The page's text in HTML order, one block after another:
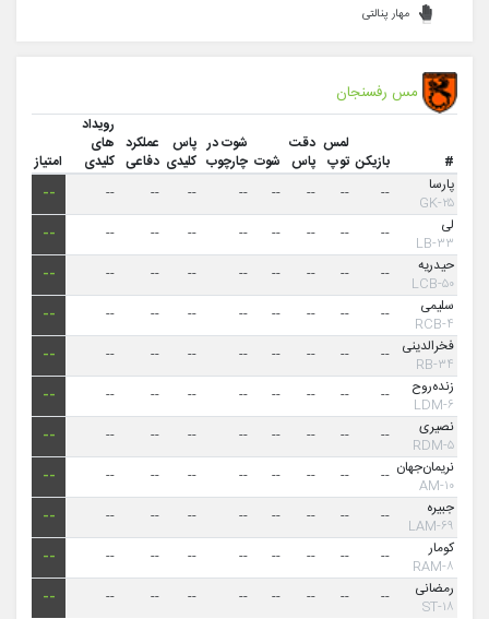
مهار پنالتی
مس رفسنجان
# بازیکن
لمس
توپ
دقت
پاس شوت
شوت در
چارچوب
پاس
کلیدی
عملکرد
دفاعی
رویداد
های
کلیدی
امتیاز
پارسا
۲۵-GK
--
--
--
--
--
--
--
--
--
لی
۳۳-LB
--
--
--
--
--
--
--
--
--
حیدریه
۵۰-LCB
--
--
--
--
--
--
--
--
--
سلیمی
۴-RCB
--
--
--
--
--
--
--
--
--
فخرالدینی
۳۴-RB
--
--
--
--
--
--
--
--
--
زنده‌روح
۶-LDM
--
--
--
--
--
--
--
--
--
نصیری
۵-RDM
--
--
--
--
--
--
--
--
--
نریمان‌جهان
۱۰-AM
--
--
--
--
--
--
--
--
--
جبیره
۶۹-LAM
--
--
--
--
--
--
--
--
--
کومار
۸-RAM
--
--
--
--
--
--
--
--
--
رمضانی
۱۸-ST
--
--
--
--
--
--
--
--
--